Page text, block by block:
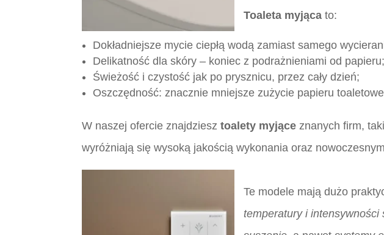
Toaleta myjąca to:
Dokładniejsze mycie ciepłą wodą zamiast samego
Delikatność dla skóry – koniec z podrażnieniami od papieru;
Świeżość i czystość jak po prysznicu, przez cały dzień;
Oszczędność: znacznie mniejsze zużycie papieru
W naszej ofercie znajdziesztoalety myjące znanych firm,
wyróżniają się wysoką jakością wykonania oraz
Te modele mają dużo
temperatury i